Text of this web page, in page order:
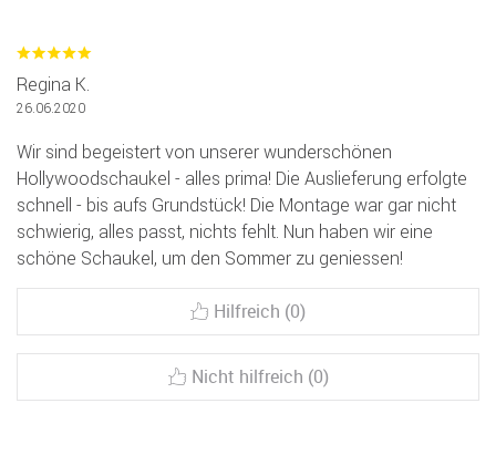
Regina K.
26.06.2020
Wir sind begeistert von unserer wunderschönen
Hollywoodschaukel - alles prima! Die Auslieferung erfolgte
schnell - bis aufs Grundstück! Die Montage war gar nicht
schwierig, alles passt, nichts fehlt. Nun haben wir eine
schöne Schaukel, um den Sommer zu geniessen!
Hilfreich (0)
Nicht hilfreich (0)